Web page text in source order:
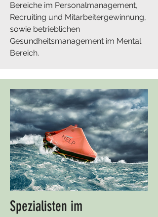
Bereiche im Personalmanagement,
Recruiting und Mitarbeitergewinnung,
sowie betrieblichen
Gesundheitsmanagement im Mental
Bereich.
Spezialisten im